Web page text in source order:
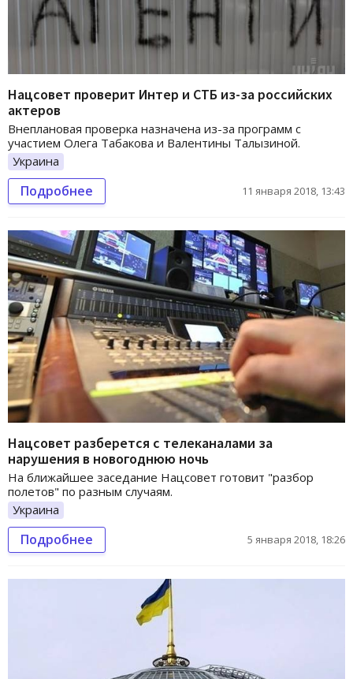
Нацсовет проверит Интер и СТБ из-за российских
актеров
Внеплановая проверка назначена из-за программ с
участием Олега Табакова и Валентины Талызиной.
Украина
Подробнее 11 января 2018, 13:43
Нацсовет разберется с телеканалами за
нарушения в новогоднюю ночь
На ближайшее заседание Нацсовет готовит "разбор
полетов" по разным случаям.
Украина
Подробнее 5 января 2018, 18:26